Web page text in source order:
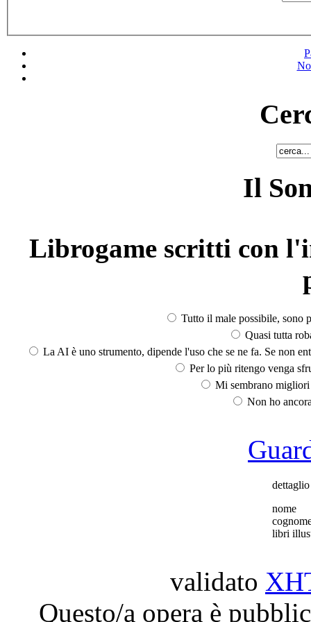
Il
Librogame scritti con
Tutto il male possibile, sono
Quasi tutta
La AI è uno strumento, dipende l'uso che se ne fa. Se non
Per lo più ritengo venga
Mi sembrano
Non ho
nome
libri
validato
Questo/a opera è